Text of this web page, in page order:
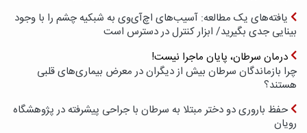
یافته‌های یک مطالعه: آسیب‌های اچ‌آی‌وی به شبکیه چشم را با وجود
بینایی جدی بگیرید/ ابزار کنترل در دسترس است
درمان سرطان، پایان ماجرا نیست!
چرا بازماندگان سرطان بیش از دیگران در معرض بیماری‌های قلبی
هستند؟
حفظ باروری دو دختر مبتلا به سرطان با جراحی پیشرفته در پژوهشگاه
رویان